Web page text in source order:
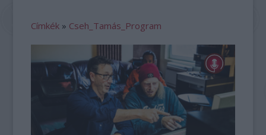
Címkék » Cseh_Tamás_Program